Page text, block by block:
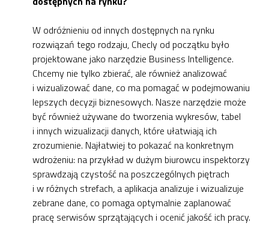
W odróżnieniu od innych dostępnych na rynku
rozwiązań tego rodzaju, Checly od początku było
projektowane jako narzędzie Business Intelligence.
Chcemy nie tylko zbierać, ale również analizować
i wizualizować dane, co ma pomagać w podejmowaniu
lepszych decyzji biznesowych. Nasze narzędzie może
być również używane do tworzenia wykresów, tabel
i innych wizualizacji danych, które ułatwiają ich
zrozumienie. Najłatwiej to pokazać na konkretnym
wdrożeniu: na przykład w dużym biurowcu inspektorzy
sprawdzają czystość na poszczególnych piętrach
i w różnych strefach, a aplikacja analizuje i wizualizuje
zebrane dane, co pomaga optymalnie zaplanować
pracę serwisów sprzątających i ocenić jakość ich pracy.